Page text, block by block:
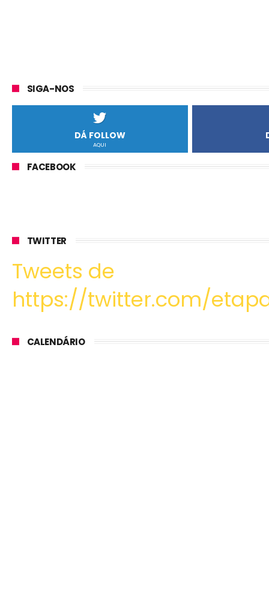
SIGA-NOS
DÁ FOLLOW
AQUI
FACEBOOK
TWITTER
Tweets de
https://twitter.com/
CALENDÁRIO